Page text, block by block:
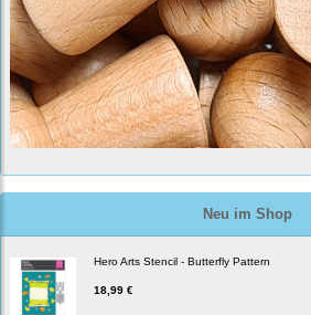
Neu im Shop
Hero Arts Stencil - Butterfly Pattern
18,99 €